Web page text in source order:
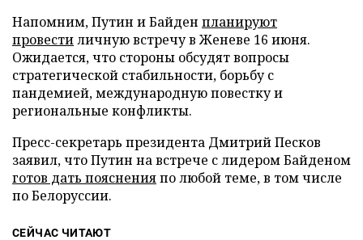
Напомним, Путин и Байден планируют
провестиличную встречу в Женеве 16 июня.
Ожидается, что стороны обсудят вопросы
стратегической стабильности, борьбу с
пандемией, международную повестку и
региональные конфликты.
Пресс-секретарь президента Дмитрий Песков
заявил, что Путин на встрече с лидером Байденом
готов дать поясненияпо любой теме, в том числе
по Белоруссии.
СЕЙЧАС ЧИТАЮТ